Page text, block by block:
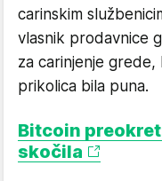
carinskim
vlasnik prodavnice
za carinjenje
prikolica bila puna.
Bitcoin
skočila